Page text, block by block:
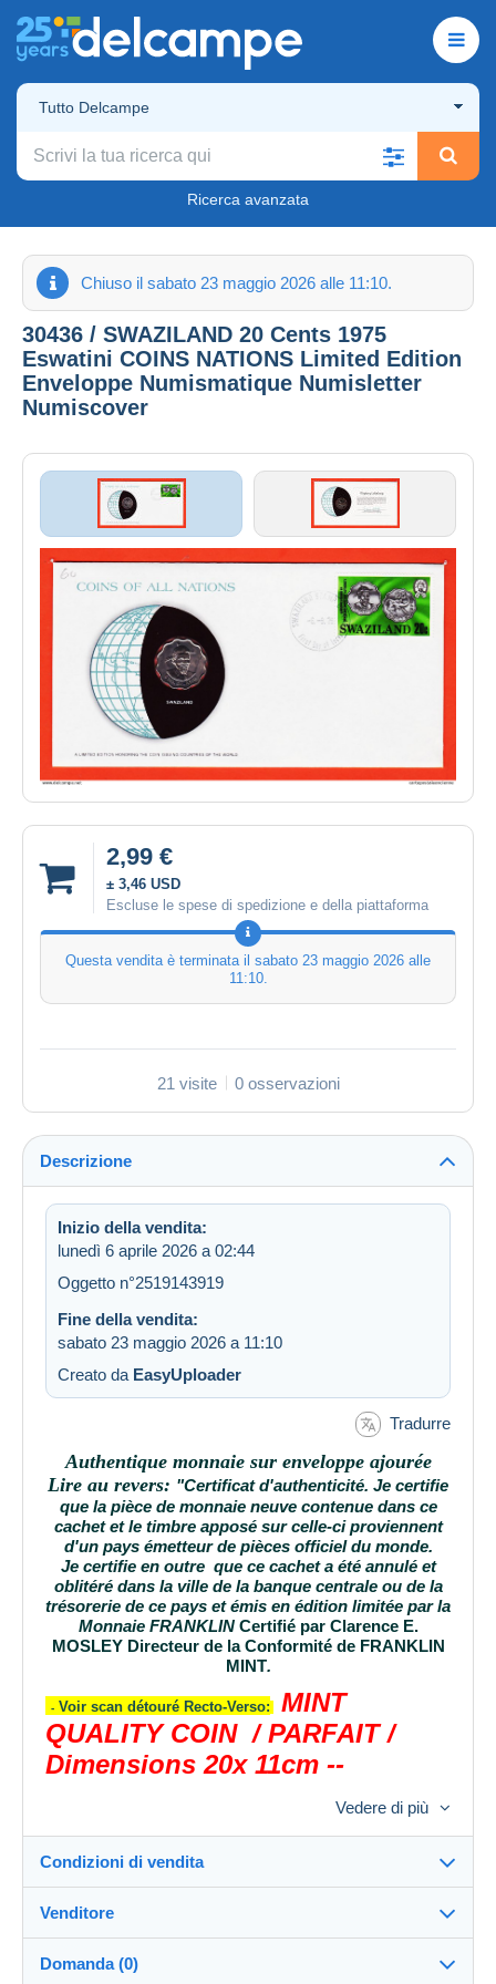
Tutto Delcampe
Ricerca avanzata
Chiuso il sabato 23 maggio 2026 alle 11:10.
30436 / SWAZILAND 20 Cents 1975
Eswatini COINS NATIONS Limited Edition
Enveloppe Numismatique Numisletter
Numiscover
2,99 €
± 3,46 USD
Escluse le spese di spedizione e della piattaforma
Questa vendita è terminata il sabato 23 maggio 2026 alle
11:10.
21 visite 0 osservazioni
Descrizione
Inizio della vendita:
lunedì 6 aprile 2026 a 02:44
Oggetto n°2519143919
Fine della vendita:
sabato 23 maggio 2026 a 11:10
Creato da EasyUploader
Tradurre
Authentique monnaie sur enveloppe ajourée
Lire au revers: "Certificat d'authenticité. Je certifie
que la pièce de monnaie neuve contenue dans ce
cachet et le timbre apposé sur celle-ci proviennent
d'un pays émetteur de pièces officiel du monde.
Je certifieen outre que ce cachet a été annulé et
oblitéré dans la ville de la banque centrale ou de la
trésorerie de ce pays et émis en édition limitée par la
Monnaie FRANKLIN Certifié par Clarence E.
MOSLEY Directeur de la Conformité de FRANKLIN
MINT.
- Voir scan détouré Recto-Verso:
MINT
QUALITY COIN / PARFAIT /
Dimensions 20x 11cm --
Cartepostaleancienne vous remercie de
votre visite. A Bientôt.
Vedere di più
Condizioni di vendita
Destinazione:
Vedi l'elenco dei paesi
Venditore
Domanda (0)